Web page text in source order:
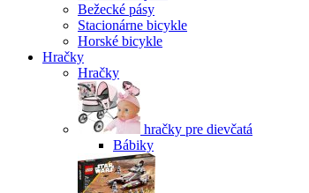
Bežecké pásy
Stacionárne bicykle
Horské bicykle
Hračky
Hračky
hračky pre dievčatá
Bábiky